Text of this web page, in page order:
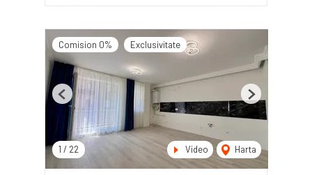
Comision 0% Exclusivitate
1 / 22 Video Harta
Previous Next